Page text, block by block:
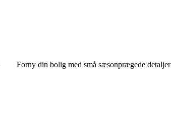
Forny din bolig med små sæsonprægede detaljer